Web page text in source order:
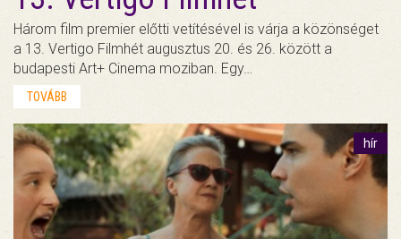
Három film premier előtti vetítésével is várja a közönséget
a 13. Vertigo Filmhét augusztus 20. és 26. között a
budapesti Art+ Cinema moziban. Egy…
TOVÁBB
hír